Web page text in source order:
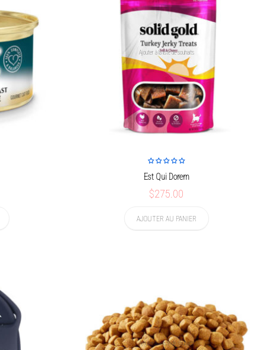
Ajouter à la liste de souhaits
Est Qui Dorem
$275.00
AJOUTER AU PANIER
Ajouter à la liste de souhaits